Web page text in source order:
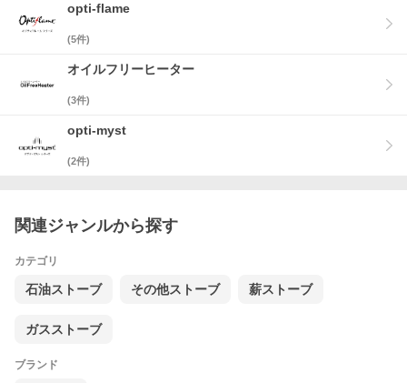
opti-flame
(5件)
オイルフリーヒーター
(3件)
opti-myst
(2件)
関連ジャンルから探す
カテゴリ
石油ストーブ その他ストーブ 薪ストーブ
ガスストーブ
ブランド